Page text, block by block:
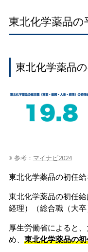
東北化学薬品の
東北化学薬品
※ 参考： マイナビ2024
東北化学薬品の初任給
東北化学薬品の初任
経理）（総合職（大
厚生労働省によると
め、 東北化学薬品の